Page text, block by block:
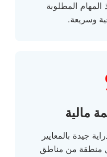
المهام المطلوبة
وسريعة.
مالية
جيدة بالمعايير
منطقة من مناطق